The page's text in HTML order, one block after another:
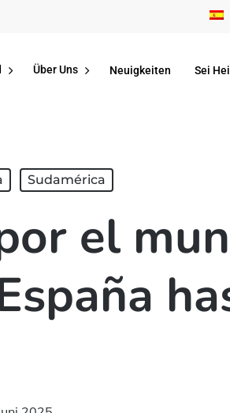
Über Uns Neuigkeiten Sei
Sudamérica
el